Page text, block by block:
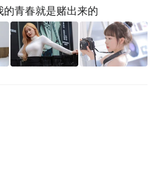
的青春就是赌出来的